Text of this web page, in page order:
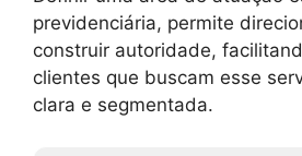
previdenciária, permite
construir autoridade,
clientes que buscam esse
clara e segmentada.